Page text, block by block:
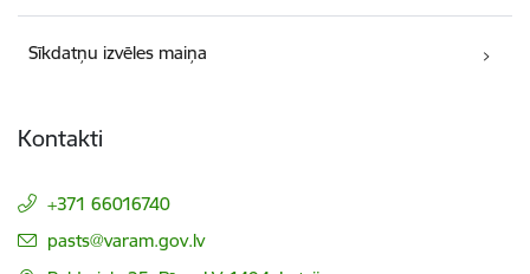
Sīkdatņu izvēles maiņa
Kontakti
+371 66016740
E-pasts:
pasts@varam.gov.lv